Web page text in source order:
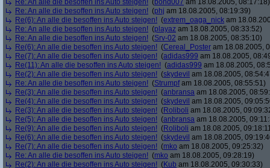
Re: An alle die besoffen ins Auto steigen! (bond007 am 18.08.2005, 08:17:18)
Re: An alle die besoffen ins Auto steigen! (phj am 18.08.2005, 08:19:39)
Re(6): An alle die besoffen ins Auto steigen! (extrem_oaga_nick am
Re: An alle die besoffen ins Auto steigen! (playaz am 18.08.2005, 08:33:52)
Re: An alle die besoffen ins Auto steigen! (Srv-02 am 18.08.2005, 08:35:10)
Re(6): An alle die besoffen ins Auto steigen! (Cereal_Poster am 18.08.2005,
Re(7): An alle die besoffen ins Auto steigen! (adidas999 am 18.08.2005,
Re(11): An alle die besoffen ins Auto steigen! (adidas999 am 18.08.2005,
Re(2): An alle die besoffen ins Auto steigen! (skydevil am 18.08.2005,
Re: An alle die besoffen ins Auto steigen! (Strumpfam 18.08.2005, 08:55:51)
Re(3): An alle die besoffen ins Auto steigen! (anbransa am 18.08.2005,
Re(4): An alle die besoffen ins Auto steigen! (skydevil am 18.08.2005,
Re(3): An alle die besoffen ins Auto steigen! (Roliboli am 18.08.2005,
Re(5): An alle die besoffen ins Auto steigen! (anbransa am 18.08.2005,
Re(9): An alle die besoffen ins Auto steigen! (Roliboli am 18.08.2005,
Re(6): An alle die besoffen ins Auto steigen! (skydevil am 18.08.2005,
Re(7): An alle die besoffen ins Auto steigen! (mko am 18.08.2005, 09:25:32)
Re: An alle die besoffen ins Auto steigen! (mko am 18.08.2005, 09:28:19)
Re(2): An alle die besoffen ins Auto steigen! (Kub am 18.08.2005, 09:30:33)